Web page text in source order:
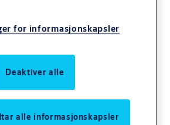
for informasjonskapsler
Deaktiver alle
alle informasjonskapsler